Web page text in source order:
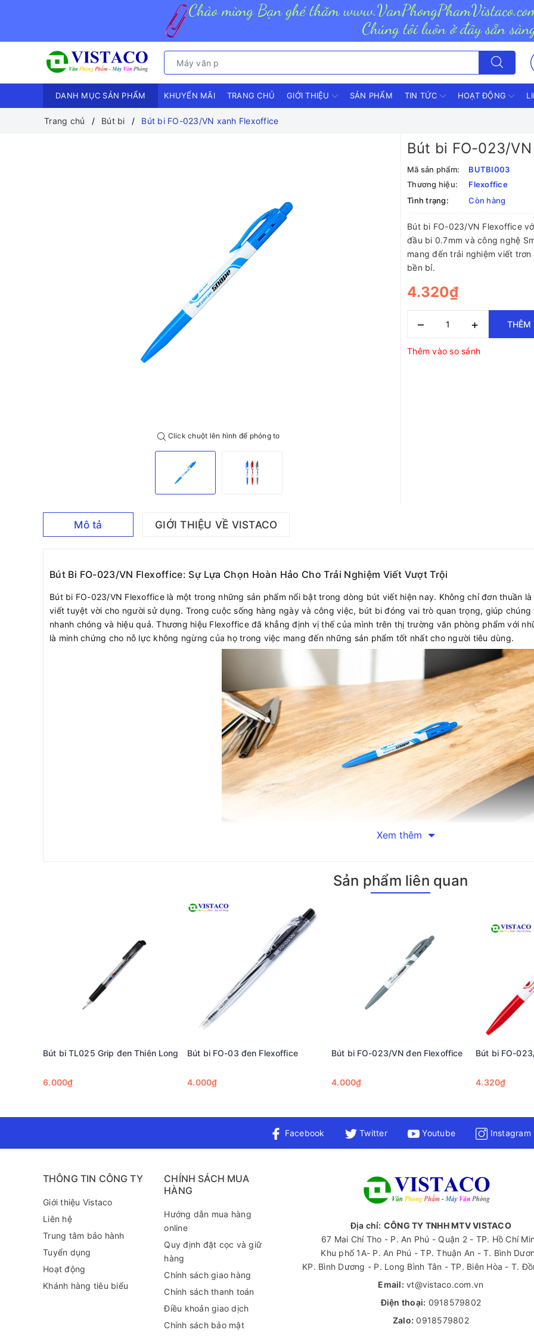
DANH MỤC SẢN PHẨM KHUYẾN MÃI TRANG CHỦ GIỚI THIỆU SẢN PHẨM TIN TỨC HOẠT ĐỘNG
Trang chủ Bút bi Bút bi FO-023/VN xanh Flexoffice
Click chuột lên hình để phóng to
Bút bi FO-023/
Mã sản phẩm:
BUTBI003
Thương hiệu:
Flexoffice
Tình trạng:
Còn hàng
Bút bi FO-023/VN Flexoffice
đầu bi 0.7mm và công nghệ
mang đến trải nghiệm viết
bền bỉ.
4.320₫
– + THÊM
Thêm vào so sánh
Mô tả GIỚI THIỆU VỀ VISTACO
Bút Bi FO-023/VN Flexoffice: Sự Lựa Chọn Hoàn Hảo Cho Trải Nghiệm Viết Vượt Trội
Bút bi FO-023/VN Flexoffice là một trong những sản phẩm nổi bật trong dòng bút viết hiện nay. Không chỉ đơn thuần
viết tuyệt vời cho người sử dụng. Trong cuộc sống hàng ngày và công việc, bút bi đóng vai trò quan trọng, giúp
nhanh chóng và hiệu quả. Thương hiệu Flexoffice đã khẳng định vị thế của mình trên thị trường văn phòng phẩm với
là minh chứng cho nỗ lực không ngừng của họ trong việc mang đến những sản phẩm tốt nhất cho người tiêu dùng.
trước khi đến tay người tiêu dùng. Điều này không chỉ giúp tăng cường độ bền mà còn đảm bảo rằng mỗi nét viết đều
của bút bi FO-023 chính là trải nghiệm viết tuyệt vời mà nó mang lại. Nét viết trơn tru, êm ái, cùng với mực ra đều và
Thiết kế của bút bi FO-023 rất thông minh, với dạng bút bi bấm tiện lợi. Nút bấm và lò xo nhạy bén cho phép người
0.7mm tạo ra nét viết sắc nét với màu mực đậm, tươi sáng, giúp các văn bản trở nên nổi bật hơn. Đặc biệt, độ bền
hay kẹt khi sử dụng, đồng thời thiết kế chắc chắn giúp người dùng dễ dàng cầm nắm, tạo cảm giác thoải mái khi viết.
Cách sử dụng hiệu quả
Để sử dụng hiệu quả bút bi FO-023, người dùng cần lưu ý một số điểm quan trọng. Sau khi sử dụng xong, hãy nhớ
nghẽn. Bên cạnh đó, việc bảo quản đúng cách cũng rất quan trọng; hãy giữ bút ở nơi khô ráo và thoáng mát để duy trì
Hiệu suất và phong cách
Sử dụng bút bi FO-023 không chỉ đơn thuần là ghi chép thông tin mà còn góp phần tăng cường hiệu suất làm việc nhờ
đẹp mắt của sản phẩm cũng thể hiện phong cách chuyên nghiệp của người sử dụng trong môi trường làm việc.
Tóm lại, bút bi FO-023/VN Flexoffice sở hữu nhiều đặc điểm nổi bật, từ công nghệ sản xuất tiên tiến đến thiết kế thông
khích bạn trải nghiệm sản phẩm này để cảm nhận sự khác biệt trong việc viết hàng ngày của mình. Hãy để từng nét
Để biết thêm thông tin về sản phẩm này cũng như tìm hiểu thêm về các loại văn phòng phẩm khác, hãy liên hệ ngay
Xem thêm
Sản phẩm liên quan
Bút bi TL025 Grip đen Thiên Long
6.000₫
Bút bi FO-03 đen Flexoffice
4.000₫
Bút bi FO-023/VN đen Flexoffice
4.000₫
Bút bi FO-
4.320₫
Facebook Twitter Youtube Instagram
THÔNG TIN CÔNG TY
Giới thiệu Vistaco
Liên hệ
Trung tâm bảo hành
Tuyển dụng
Hoạt động
Khánh hàng tiêu biểu
CHÍNH SÁCH MUA
HÀNG
Hướng dẫn mua hàng
online
Quy định đặt cọc và giữ
hàng
Chính sách giao hàng
Chính sách thanh toán
Điều khoản giao dịch
Chính sách bảo mật
Địa chỉ: CÔNG TY TNHH MTV VISTACO
67 Mai Chí Tho - P. An Phú - Quận 2 - TP. Hồ Chí
Khu phố 1A- P. An Phú - TP. Thuận An - T. Bình
KP. Bình Dương - P. Long Bình Tân - TP. Biên Hòa - T.
Email: vt@vistaco.com.vn
Điện thoại: 0918579802
Zalo: 0918579802